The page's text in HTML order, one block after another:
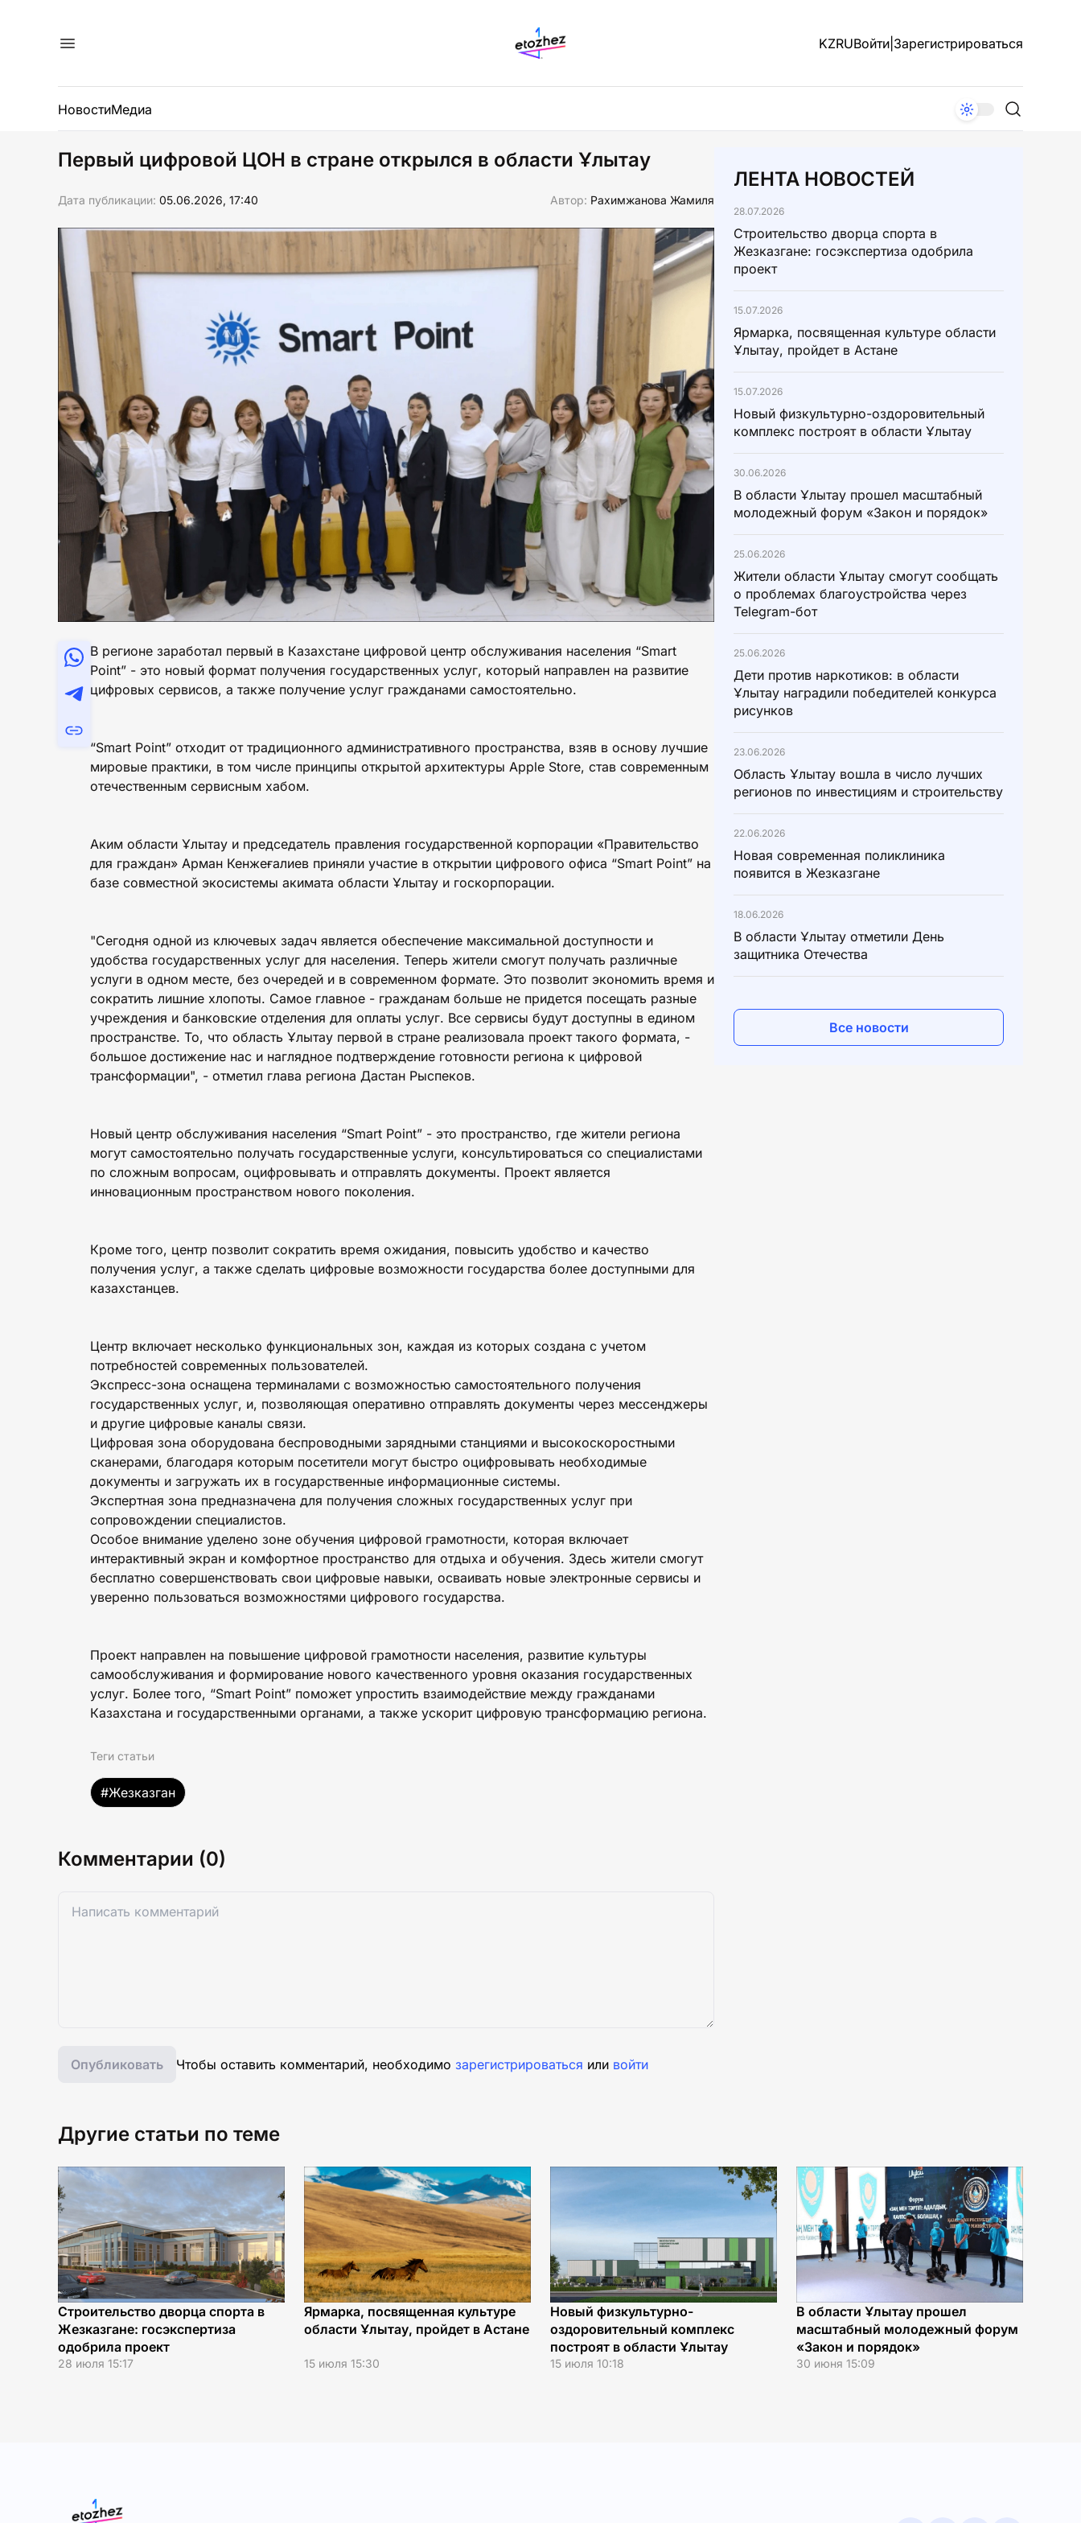
KZRUВойти Зарегистрироваться
НовостиМедиа
Первый цифровой ЦОН в стране открылся в области Ұлытау
Дата публикации: 05.06.2026, 17:40 Автор: Рахимжанова Жамиля
В регионе заработал первый в Казахстане цифровой центр обслуживания населения “Smart
Point” - это новый формат получения государственных услуг, который направлен на развитие
цифровых сервисов, а также получение услуг гражданами самостоятельно.
“Smart Point” отходит от традиционного административного пространства, взяв в основу лучшие
мировые практики, в том числе принципы открытой архитектуры Apple Store, став современным
отечественным сервисным хабом.
Аким области Ұлытау и председатель правления государственной корпорации «Правительство
для граждан» Арман Кенжеғалиев приняли участие в открытии цифрового офиса “Smart Point” на
базе совместной экосистемы акимата области Ұлытау и госкорпорации.
"Сегодня одной из ключевых задач является обеспечение максимальной доступности и
удобства государственных услуг для населения. Теперь жители смогут получать различные
услуги в одном месте, без очередей и в современном формате. Это позволит экономить время и
сократить лишние хлопоты. Самое главное - гражданам больше не придется посещать разные
учреждения и банковские отделения для оплаты услуг. Все сервисы будут доступны в едином
пространстве. То, что область Ұлытау первой в стране реализовала проект такого формата, -
большое достижение нас и наглядное подтверждение готовности региона к цифровой
трансформации", - отметил глава региона Дастан Рыспеков.
Новый центр обслуживания населения “Smart Point” - это пространство, где жители региона
могут самостоятельно получать государственные услуги, консультироваться со специалистами
по сложным вопросам, оцифровывать и отправлять документы. Проект является
инновационным пространством нового поколения.
Кроме того, центр позволит сократить время ожидания, повысить удобство и качество
получения услуг, а также сделать цифровые возможности государства более доступными для
казахстанцев.
Центр включает несколько функциональных зон, каждая из которых создана с учетом
потребностей современных пользователей.
Экспресс-зона оснащена терминалами с возможностью самостоятельного получения
государственных услуг, и, позволяющая оперативно отправлять документы через мессенджеры
и другие цифровые каналы связи.
Цифровая зона оборудована беспроводными зарядными станциями и высокоскоростными
сканерами, благодаря которым посетители могут быстро оцифровывать необходимые
документы и загружать их в государственные информационные системы.
Экспертная зона предназначена для получения сложных государственных услуг при
сопровождении специалистов.
Особое внимание уделено зоне обучения цифровой грамотности, которая включает
интерактивный экран и комфортное пространство для отдыха и обучения. Здесь жители смогут
бесплатно совершенствовать свои цифровые навыки, осваивать новые электронные сервисы и
уверенно пользоваться возможностями цифрового государства.
Проект направлен на повышение цифровой грамотности населения, развитие культуры
самообслуживания и формирование нового качественного уровня оказания государственных
услуг. Более того, “Smart Point” поможет упростить взаимодействие между гражданами
Казахстана и государственными органами, а также ускорит цифровую трансформацию региона.
Теги статьи
#Жезказган
Комментарии (0)
Опубликовать Чтобы оставить комментарий, необходимо зарегистрироваться или войти
ЛЕНТА НОВОСТЕЙ
28.07.2026
Строительство дворца спорта в
Жезказгане: госэкспертиза одобрила
проект
15.07.2026
Ярмарка, посвященная культуре области
Ұлытау, пройдет в Астане
15.07.2026
Новый физкультурно-оздоровительный
комплекс построят в области Ұлытау
30.06.2026
В области Ұлытау прошел масштабный
молодежный форум «Закон и порядок»
25.06.2026
Жители области Ұлытау смогут сообщать
о проблемах благоустройства через
Telegram-бот
25.06.2026
Дети против наркотиков: в области
Ұлытау наградили победителей конкурса
рисунков
23.06.2026
Область Ұлытау вошла в число лучших
регионов по инвестициям и строительству
22.06.2026
Новая современная поликлиника
появится в Жезказгане
18.06.2026
В области Ұлытау отметили День
защитника Отечества
Все новости
Другие статьи по теме
Строительство дворца спорта в
Жезказгане: госэкспертиза
одобрила проект
28 июля 15:17
Ярмарка, посвященная культуре
области Ұлытау, пройдет в Астане
15 июля 15:30
Новый физкультурно-
оздоровительный комплекс
построят в области Ұлытау
15 июля 10:18
В области Ұлытау прошел
масштабный молодежный форум
«Закон и порядок»
30 июня 15:09